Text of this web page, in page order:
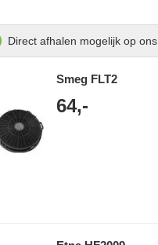
Direct afhalen mogelijk op ons
Smeg FLT2
64,-